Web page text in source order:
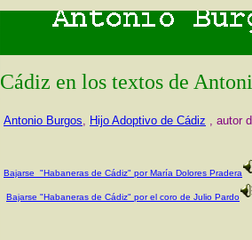
Cádiz en los textos de
Antonio Burgos, Hijo Adoptivo de Cádiz , autor
Bajarse "Habaneras de Cádiz" por María Dolores Pradera
Bajarse "Habaneras de Cádiz" por el coro de Julio Pardo